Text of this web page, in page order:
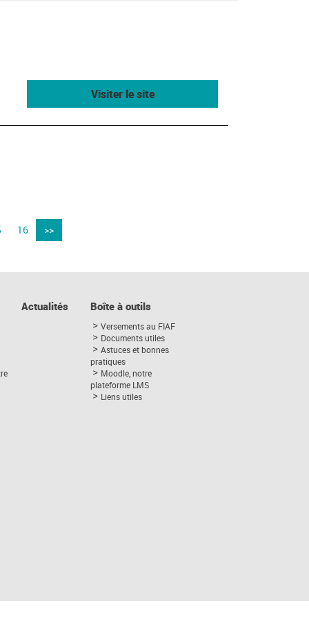
Visiter le site
16 >>
Actualités Boîte à outils
Versements au FIAF
Documents utiles
Astuces et bonnes
pratiques
Moodle, notre
plateforme LMS
Liens utiles